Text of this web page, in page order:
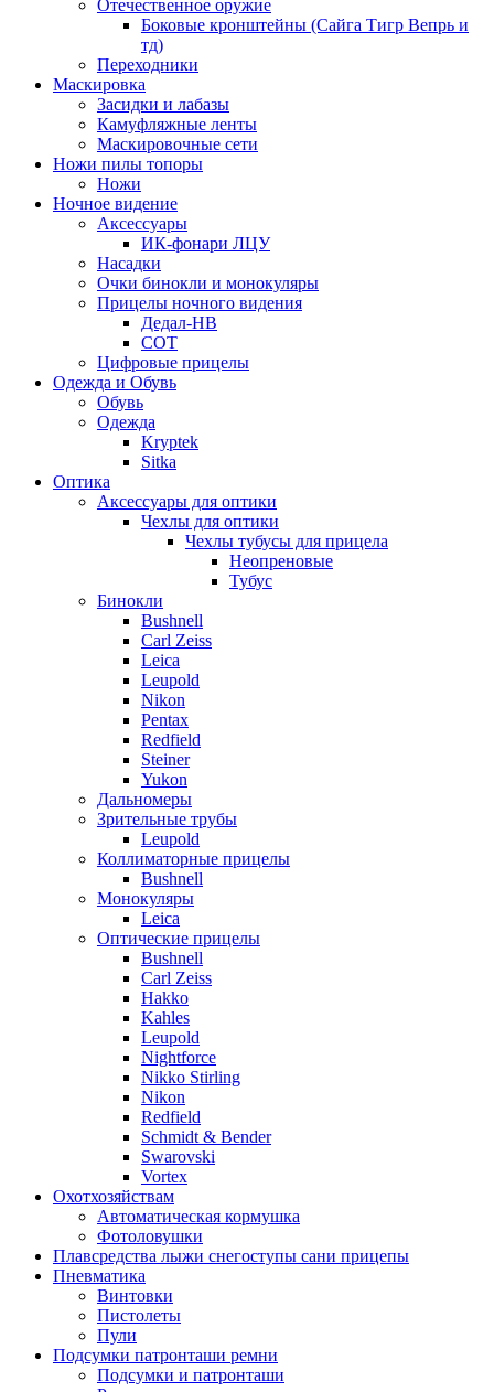
Отечественное оружие
Боковые кронштейны (Сайга Тигр Вепрь и
тд)
Переходники
Маскировка
Засидки и лабазы
Камуфляжные ленты
Маскировочные сети
Ножи пилы топоры
Ножи
Ночное видение
Аксессуары
ИК-фонари ЛЦУ
Насадки
Очки бинокли и монокуляры
Прицелы ночного видения
Дедал-НВ
СОТ
Цифровые прицелы
Одежда и Обувь
Обувь
Одежда
Kryptek
Sitka
Оптика
Аксессуары для оптики
Чехлы для оптики
Чехлы тубусы для прицела
Неопреновые
Тубус
Бинокли
Bushnell
Carl Zeiss
Leica
Leupold
Nikon
Pentax
Redfield
Steiner
Yukon
Дальномеры
Зрительные трубы
Leupold
Коллиматорные прицелы
Bushnell
Монокуляры
Leica
Оптические прицелы
Bushnell
Carl Zeiss
Hakko
Kahles
Leupold
Nightforce
Nikko Stirling
Nikon
Redfield
Schmidt & Bender
Swarovski
Vortex
Охотхозяйствам
Автоматическая кормушка
Фотоловушки
Плавсредства лыжи снегоступы сани прицепы
Пневматика
Винтовки
Пистолеты
Пули
Подсумки патронташи ремни
Подсумки и патронташи